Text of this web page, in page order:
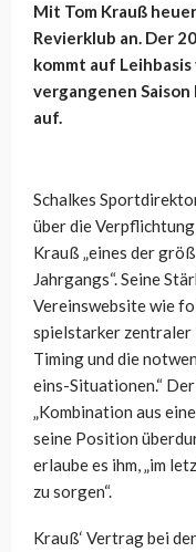
Mit Tom Krauß
Revierklub an. Der
kommt auf Leihbasis
vergangenen
auf.
Schalkes
über die
Krauß „eines der
Jahrgangs“. Seine
Vereinswebsite wie
spielstarker
Timing und die
eins-Situationen.“
„Kombination aus
seine Position
erlaube es ihm, „im
zu sorgen“.
Krauß‘ Vertrag bei